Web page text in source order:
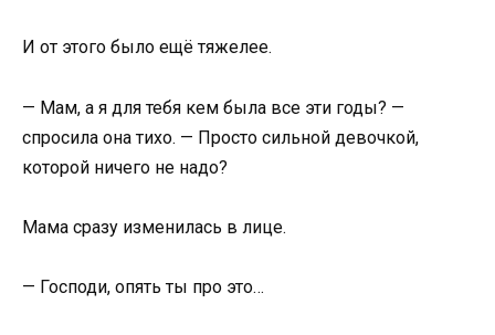
И от этого было ещё тяжелее.
— Мам, а я для тебя кем была все эти годы? —
спросила она тихо. — Просто сильной девочкой,
которой ничего не надо?
Мама сразу изменилась в лице.
— Господи, опять ты про это…